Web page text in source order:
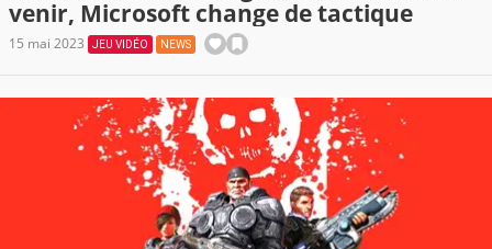
venir, Microsoft change de tactique
15 mai 2023 JEU VIDÉO NEWS